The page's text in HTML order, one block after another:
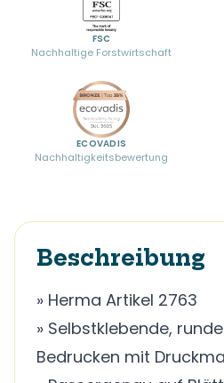
FSC
Nachhaltige Forstwirtschaft
ECOVADIS
Nachhaltigkeitsbewertung
Beschreibung
» Herma Artikel 2763
» Selbstklebende,
Bedrucken mit